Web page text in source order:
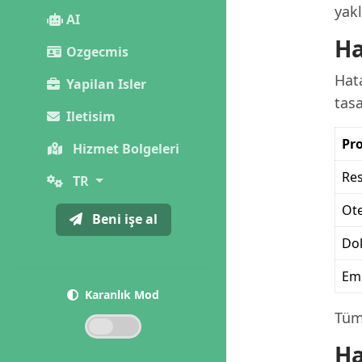
AI
Ozgecmis
Yapilan Isler
Iletisim
Hizmet Bolgeleri
TR
Beni işe al
Karanlık Mod